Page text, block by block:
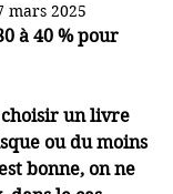
mars 2025
à 40 % pour
choisir un livre
ou du moins
bonne, on ne